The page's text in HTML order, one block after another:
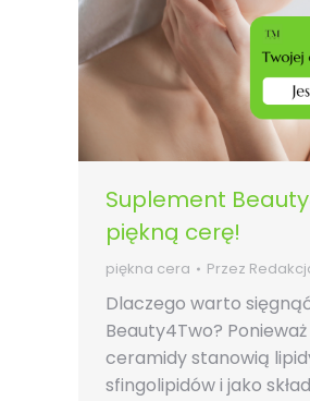
Suplement
piękną cerę!
piękna cera Przez
Dlaczego warto
Beauty4Two?
ceramidy stanowią
sfingolipidów i jako